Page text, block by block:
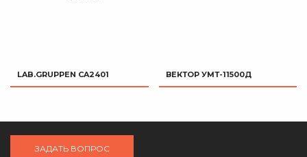
LAB.GRUPPEN CA2401 ВЕКТОР УМТ-11500Д
ЗАДАТЬ ВОПРОС